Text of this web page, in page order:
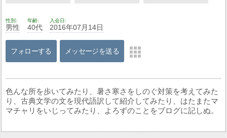
性別
男性
年齢
40代
入会日
2016年07月14日
フォローする メッセージを送る
色んな所を歩いてみたり、暑さ寒さをしのぐ対策を考えてみた
り、古典文学の文を現代語訳して紹介してみたり、はたまたマ
マチャリをいじってみたり、よろずのことをブログに記しぬ。